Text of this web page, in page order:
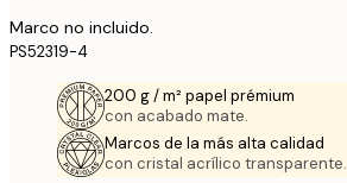
Marco no incluido.
PS52319-4
200 g / m² papel prémium
con acabado mate.
Marcos de la más alta calidad
con cristal acrílico transparente.